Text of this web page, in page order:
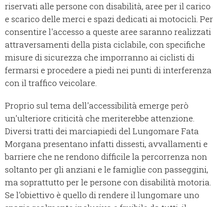
riservati alle persone con disabilità, aree per il carico
e scarico delle merci e spazi dedicati ai motocicli. Per
consentire l'accesso a queste aree saranno realizzati
attraversamenti della pista ciclabile, con specifiche
misure di sicurezza che imporranno ai ciclisti di
fermarsi e procedere a piedi nei punti di interferenza
con il traffico veicolare.
Proprio sul tema dell'accessibilità emerge però
un'ulteriore criticità che meriterebbe attenzione.
Diversi tratti dei marciapiedi del Lungomare Fata
Morgana presentano infatti dissesti, avvallamenti e
barriere che ne rendono difficile la percorrenza non
soltanto per gli anziani e le famiglie con passeggini,
ma soprattutto per le persone con disabilità motoria.
Se l'obiettivo è quello di rendere il lungomare uno